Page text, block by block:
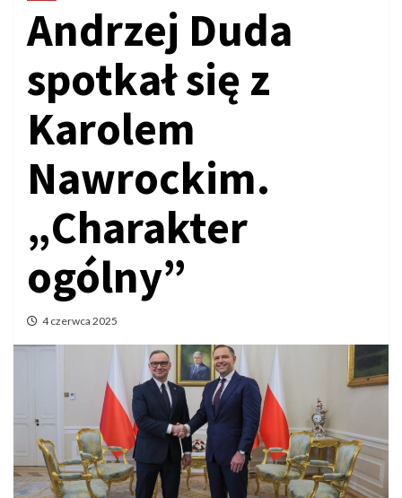
Andrzej Duda
spotkał się z
Karolem
Nawrockim.
„Charakter
ogólny”
4 czerwca 2025